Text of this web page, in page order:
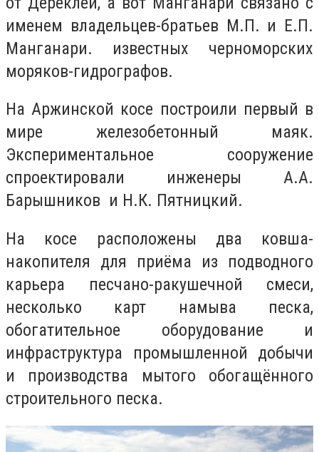
именем владельцев-братьев М.П. и Е.П.
Манганари. известных черноморских
моряков-гидрографов.
На Аржинской косе построили первый в
мире железобетонный маяк.
Экспериментальное сооружение
спроектировали инженеры А.А.
Барышников и Н.К. Пятницкий.
На косе расположены два ковша-
накопителя для приёма из подводного
карьера песчано-ракушечной смеси,
несколько карт намыва песка,
обогатительное оборудование и
инфраструктура промышленной добычи
и производства мытого обогащённого
строительного песка.